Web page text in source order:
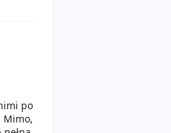
po
Mimo,